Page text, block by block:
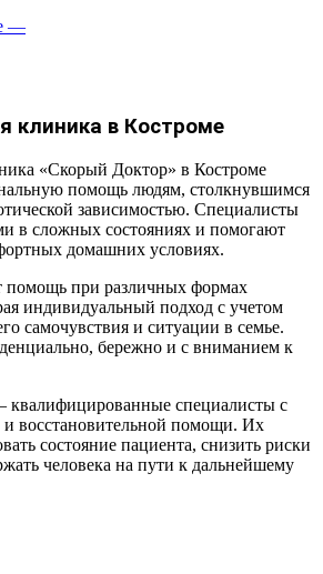
—
клиника в Костроме
«Скорый Доктор» в Костроме
помощь людям, столкнувшимся
зависимостью. Специалисты
в сложных состояниях и помогают
домашних условиях.
помощь при различных формах
индивидуальный подход с учетом
самочувствия и ситуации в семье.
бережно и с вниманием к
специалисты с
восстановительной помощи. Их
состояние пациента, снизить риски
человека на пути к дальнейшему